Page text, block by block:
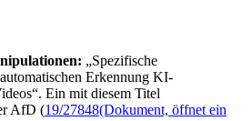
„Spezifische
Erkennung KI-
Ein mit diesem Titel
AfD (19/27848(Dokument, öffnet ein